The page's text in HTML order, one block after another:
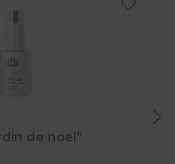
de noel"